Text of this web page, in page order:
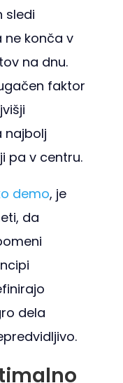
sledi
ne konča v
na dnu.
faktor
najbolj
pa v centru.
demo, je
da
dela